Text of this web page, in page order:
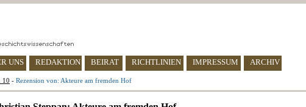
UNS REDAKTION BEIRAT RICHTLINIEN IMPRESSUM ARCHIV
10 - Rezension von: Akteure am fremden Hof